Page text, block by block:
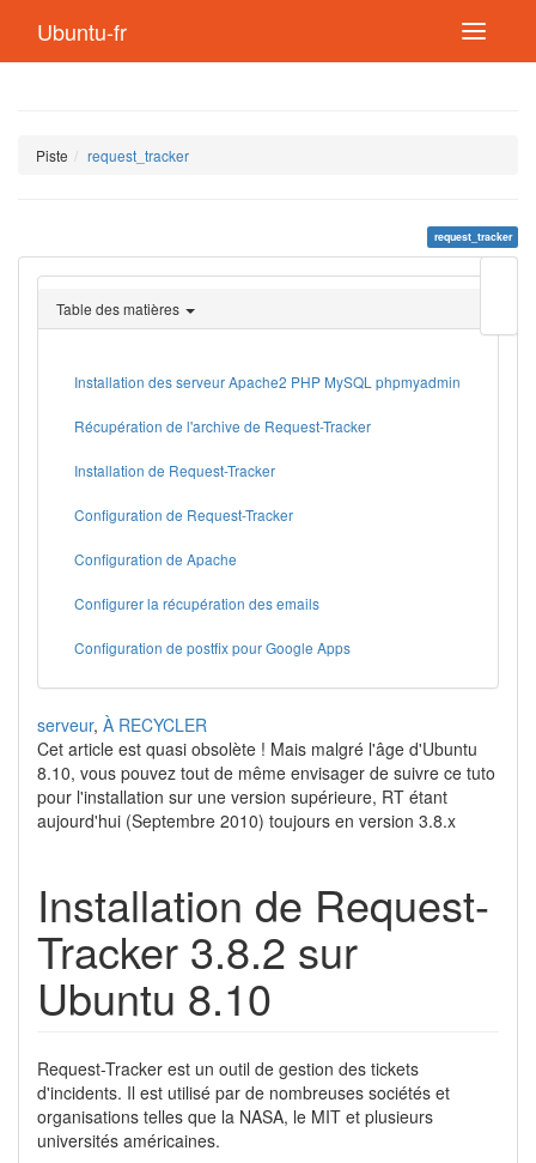
Ubuntu-fr
Piste request_tracker
request_tracker
page
Table des matières
Installation des serveur Apache2 PHP MySQL phpmyadmin
Récupération de l'archive de Request-Tracker
Installation de Request-Tracker
Configuration de Request-Tracker
Configuration de Apache
Configurer la récupération des emails
Configuration de postfix pour Google Apps
serveur, À RECYCLER
Cet article est quasi obsolète ! Mais malgré l'âge d'Ubuntu
8.10, vous pouvez tout de même envisager de suivre ce tuto
pour l'installation sur une version supérieure, RT étant
aujourd'hui (Septembre 2010) toujours en version 3.8.x
Installation de Request-
Tracker 3.8.2 sur
Ubuntu 8.10
Request-Tracker est un outil de gestion des tickets
d'incidents. Il est utilisé par de nombreuses sociétés et
organisations telles que la NASA, le MIT et plusieurs
universités américaines.